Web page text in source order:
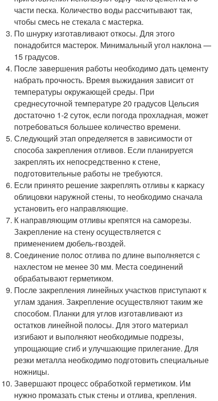
части песка. Количество воды рассчитывают так,
чтобы смесь не стекала с мастерка.
По шнурку изготавливают откосы. Для этого
понадобится мастерок. Минимальный угол наклона —
15 градусов.
После завершения работы необходимо дать цементу
набрать прочность. Время выжидания зависит от
температуры окружающей среды. При
среднесуточной температуре 20 градусов Цельсия
достаточно 1-2 суток, если погода прохладная, может
потребоваться большее количество времени.
Следующий этап определяется в зависимости от
способа закрепления отливов. Если планируется
закреплять их непосредственно к стене,
подготовительные работы не требуются.
Если принято решение закреплять отливы к каркасу
облицовки наружной стены, то необходимо сначала
установить его направляющие.
К направляющим отливы крепятся на саморезы.
Закрепление на стену осуществляется с
применением дюбель-гвоздей.
Соединение полос отлива по длине выполняется с
нахлестом не менее 30 мм. Места соединений
обрабатывают герметиком.
После закрепления линейных участков приступают к
углам здания. Закрепление осуществляют таким же
способом. Планки для углов изготавливают из
остатков линейной полосы. Для этого материал
изгибают и выполняют необходимые подрезы,
упрощающие сгиб и улучшающие прилегание. Для
резки металла необходимо подготовить специальные
ножницы.
Завершают процесс обработкой герметиком. Им
нужно промазать стык стены и отлива, крепления.